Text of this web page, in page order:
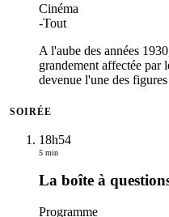
Cinéma
-Tout
A l'aube des années
grandement affectée
devenue l'une des
SOIRÉE
18h54
5 min
La boîte à
Programme